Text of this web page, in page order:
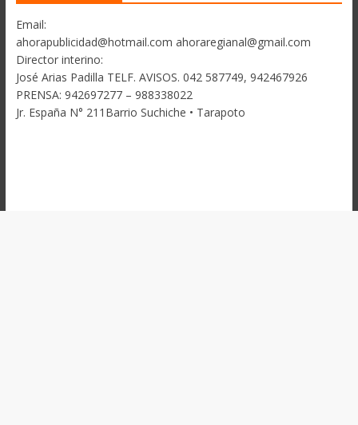
Email:
ahorapublicidad@hotmail.com ahoraregianal@gmail.com
Director interino:
José Arias Padilla TELF. AVISOS. 042 587749, 942467926
PRENSA: 942697277 – 988338022
Jr. España N° 211Barrio Suchiche • Tarapoto